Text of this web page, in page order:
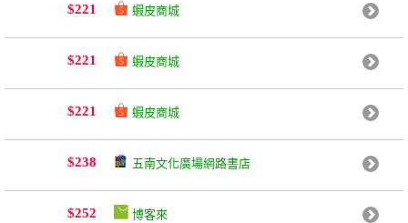
$221 蝦皮商城
$221 蝦皮商城
$221 蝦皮商城
$238 五南文化廣場網路書店
$252 博客來